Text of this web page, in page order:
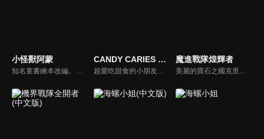
小怪獸阿蒙 CANDY CARIES 蛀在糖糖裡
超愛吃甜食的小朋友——糖糖，她的嘴裡住著一個叫『凱莉絲』的蛀牙！ 凱莉絲稱呼糖糖為「媽媽」，不僅會把牙齒當家具，還會控制糖糖的身體，而糖糖總是拿她沒轍，被耍得團團轉。 「我才不是妳的媽媽！」 「就是媽媽呀♡ 妳準備了房間給我住，還總是吃甜食把我養大嘛」 糖糖與凱莉絲，這對有點怪異的母女組合!? 將帶來一連串的慌亂日常喜劇！
魔進戰隊煌輝者